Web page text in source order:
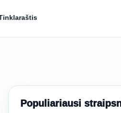
Populiariausi